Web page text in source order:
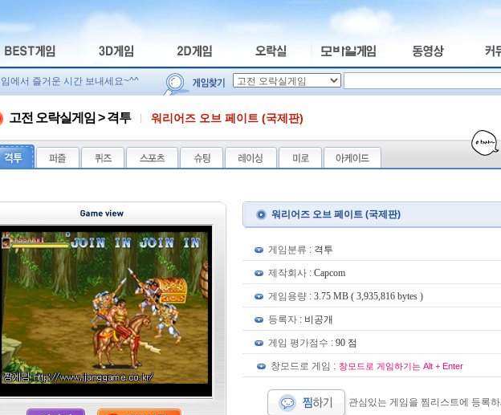
에서 즐거운 시간 보내세요~^^
고전 오락실게임 > 격투 워리어즈 오브 페이트 (국제판)
워리어즈 오브 페이트 (국제판)
게임분류 : 격투
제작회사 : Capcom
게임용량 : 3.75 MB ( 3,935,816 bytes )
등록자 : 비공개
게임 평가점수 : 90 점
창모드로 게임 : 창모드로 게임하기는 Alt + Enter
관심있는 게임을 찜리스트에 등록